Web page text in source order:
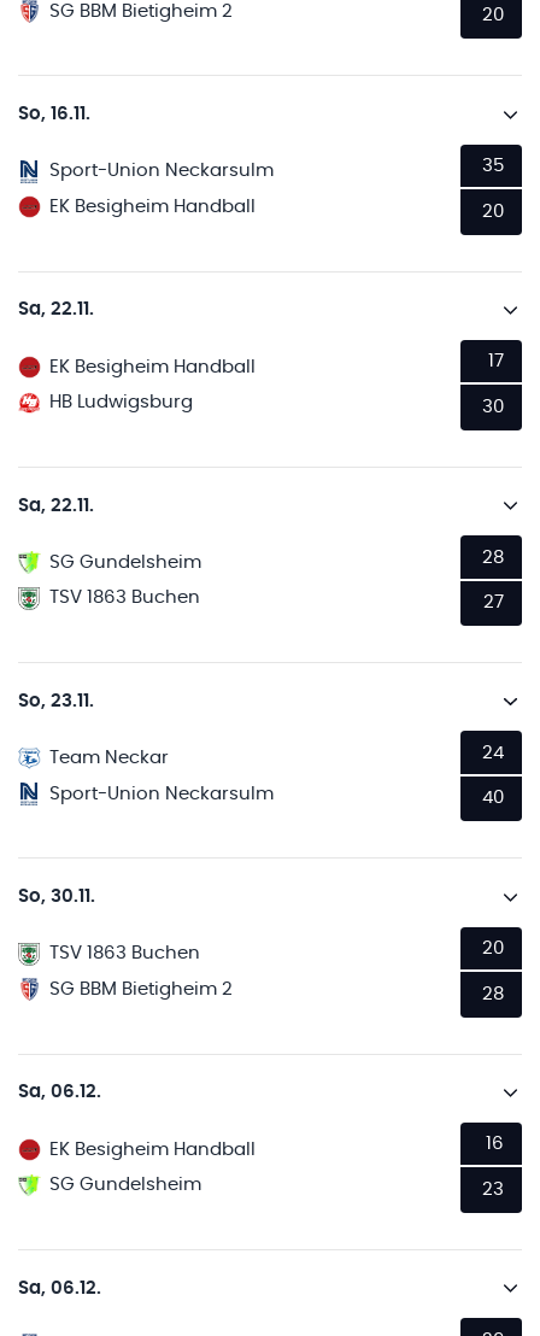
SG BBM Bietigheim 2
20
So, 16.11.
Sport-Union Neckarsulm
EK Besigheim Handball
35
20
Sa, 22.11.
EK Besigheim Handball
HB Ludwigsburg
17
30
Sa, 22.11.
SG Gundelsheim
TSV 1863 Buchen
28
27
So, 23.11.
Team Neckar
Sport-Union Neckarsulm
24
40
So, 30.11.
TSV 1863 Buchen
SG BBM Bietigheim 2
20
28
Sa, 06.12.
EK Besigheim Handball
SG Gundelsheim
16
23
Sa, 06.12.